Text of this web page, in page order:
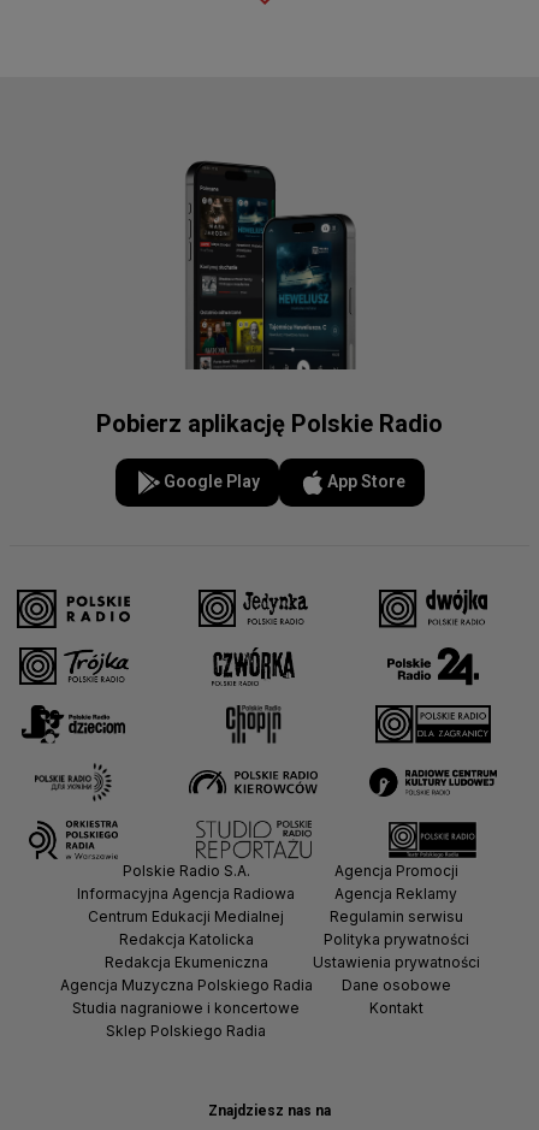
Pobierz aplikację Polskie Radio
Google Play App Store
Znajdziesz nas na
Polskie Radio S.A.
Informacyjna Agencja Radiowa
Centrum Edukacji Medialnej
Redakcja Katolicka
Redakcja Ekumeniczna
Agencja Muzyczna Polskiego Radia
Studia nagraniowe i koncertowe
Sklep Polskiego Radia
Agencja Promocji
Agencja Reklamy
Regulamin serwisu
Polityka prywatności
Ustawienia prywatności
Dane osobowe
Kontakt